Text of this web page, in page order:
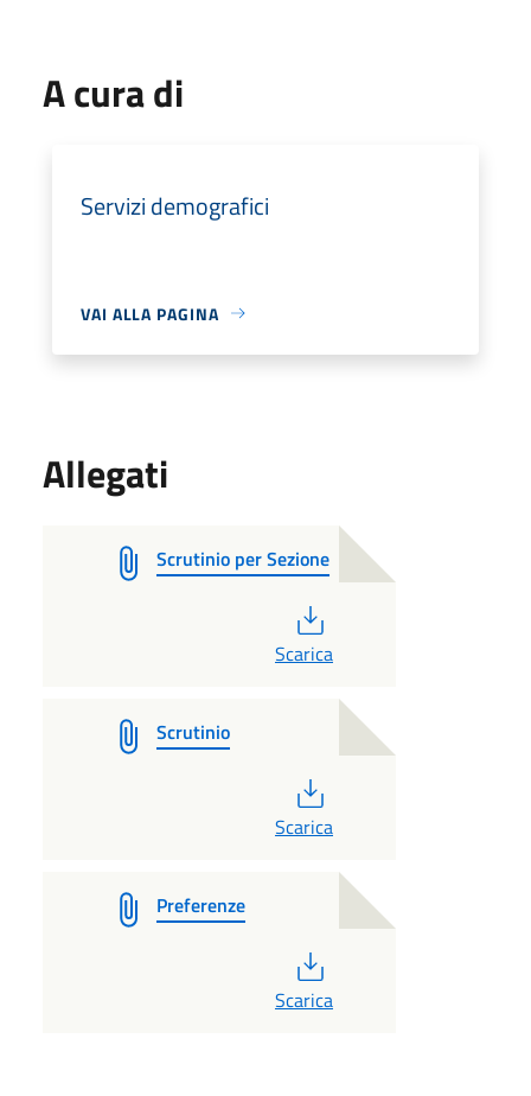
A cura di
Servizi demografici
VAI ALLA PAGINA
Allegati
Scrutinio per Sezione
Scarica
Scrutinio
Scarica
Preferenze
Scarica